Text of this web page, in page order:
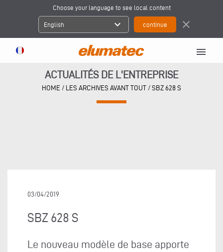
Choose your language to see local content
English expand_more close
menu
ACTUALITÉS DE L'ENTREPRISE
HOME / LES ARCHIVES AVANT TOUT / SBZ 628 S
03/04/2019
SBZ 628 S
Le nouveau modèle de base apporte